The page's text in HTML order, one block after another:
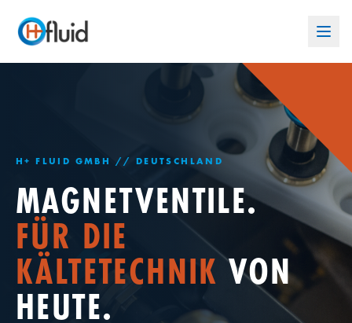
H+ FLUID GMBH // DEUTSCHLAND
MAGNETVENTILE.
FÜR DIE
KÄLTETECHNIK VON
HEUTE.